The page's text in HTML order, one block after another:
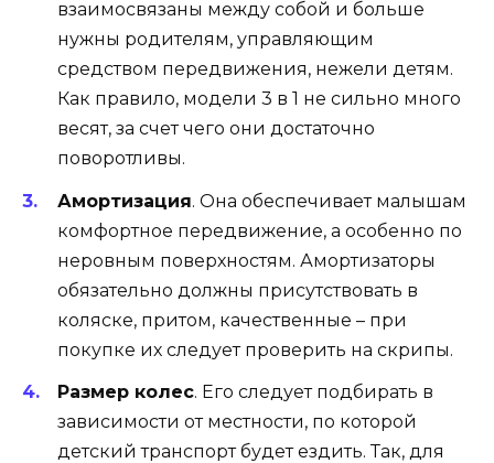
взаимосвязаны между собой и больше
нужны родителям, управляющим
средством передвижения, нежели детям.
Как правило, модели 3 в 1 не сильно много
весят, за счет чего они достаточно
поворотливы.
Амортизация. Она обеспечивает малышам
комфортное передвижение, а особенно по
неровным поверхностям. Амортизаторы
обязательно должны присутствовать в
коляске, притом, качественные – при
покупке их следует проверить на скрипы.
Размер колес. Его следует подбирать в
зависимости от местности, по которой
детский транспорт будет ездить. Так, для